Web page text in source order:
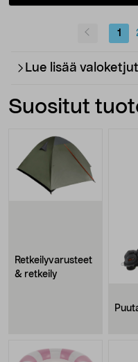
1
Lue lisää valoketjut
Suositut
Retkeilyvarusteet
& retkeily